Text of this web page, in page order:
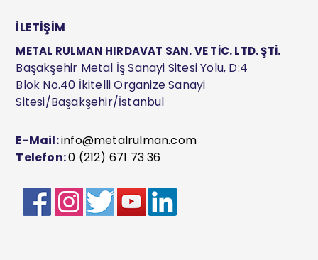
İLETİŞİM
METAL RULMAN HIRDAVAT SAN. VE TİC. LTD. ŞTİ.
Başakşehir Metal İş Sanayi Sitesi Yolu, D:4
Blok No.40 İkitelli Organize Sanayi
Sitesi/Başakşehir/İstanbul
E-Mail:info@metalrulman.com
Telefon:0 (212) 671 73 36